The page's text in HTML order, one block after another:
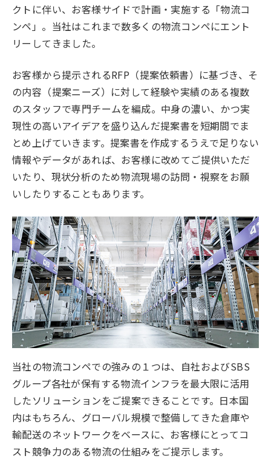
クトに伴い、お客様サイドで計画・実施する「物流コ
ンペ」。当社はこれまで数多くの物流コンペにエント
リーしてきました。
お客様から提示されるRFP（提案依頼書）に基づき、そ
の内容（提案ニーズ）に対して経験や実績のある複数
のスタッフで専門チームを編成。中身の濃い、かつ実
現性の高いアイデアを盛り込んだ提案書を短期間でま
とめ上げていきます。提案書を作成するうえで足りない
情報やデータがあれば、お客様に改めてご提供いただ
いたり、現状分析のため物流現場の訪問・視察をお願
いしたりすることもあります。
当社の物流コンペでの強みの１つは、自社およびSBS
グループ各社が保有する物流インフラを最大限に活用
したソリューションをご提案できることです。日本国
内はもちろん、グローバル規模で整備してきた倉庫や
輸配送のネットワークをベースに、お客様にとってコ
スト競争力のある物流の仕組みをご提示します。